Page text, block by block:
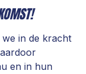
in de kracht
en in hun